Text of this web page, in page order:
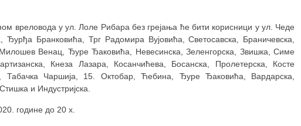
вреловода у ул. Лоле Рибара без грејања ће бити корисници у ул. Чеде
Ђурђа Бранковића, Трг Радомира Вујовића, Светосавска, Браничевска,
Венац, Ђуре Ђаковића, Невесинска, Зеленгорска, Звишка, Симе
Кнеза Лазара, Косанчићева, Босанска, Пролетерска, Косте
Чаршија, 15. Октобар, Ћебина, Ђуре Ђаковића, Вардарска,
и Индустријска.
године до 20 х.